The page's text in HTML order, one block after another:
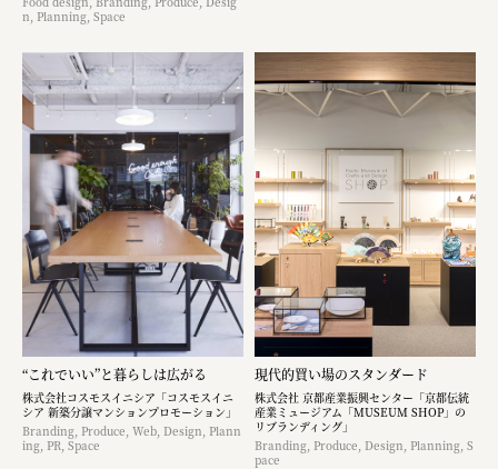
n, Planning, Space
“これでいい”と暮らしは広がる
株式会社コスモスイニシア「コスモスイニ
シア 新築分譲マンションプロモーション」
Branding, Produce, Web, Design, Plann
ing, PR, Space
現代的買い場のスタンダード
株式会社 京都産業振興センター「京都伝統
産業ミュージアム「MUSEUM SHOP」の
リブランディング」
Branding, Produce, Design, Planning, S
pace